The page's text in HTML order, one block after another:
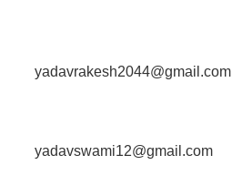
yadavrakesh2044@gmail.com
yadavswami12@gmail.com